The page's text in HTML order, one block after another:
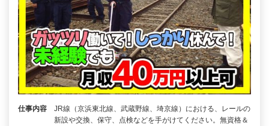
仕事内容
JR線（京浜東北線、武蔵野線、埼京線）における、レールの
新設や交換、保守、点検などを手がけてください。無資格＆